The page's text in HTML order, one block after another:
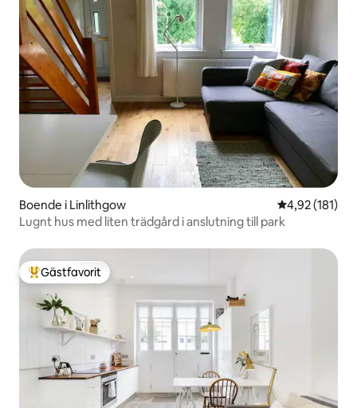
Boende i Linlithgow 4,92 av 5 i
4,92 (181)
Lugnt hus med liten trädgård i anslutning till park
Populär gästfavorit
Gästfavorit